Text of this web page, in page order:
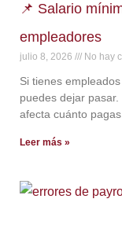
📌 Salario
empleadores
julio 8, 2026 No hay
Si tienes
puedes dejar
afecta cuánto pagas
Leer más »